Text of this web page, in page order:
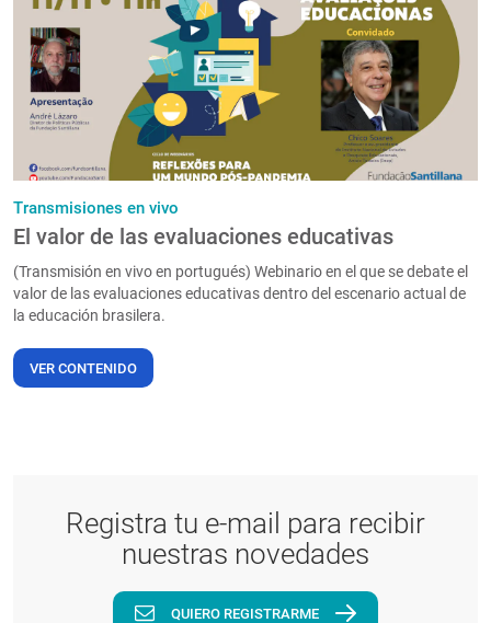
PT
Transmisiones en vivo
El valor de las evaluaciones educativas
(Transmisión en vivo en portugués) Webinario en el que se debate el
valor de las evaluaciones educativas dentro del escenario actual de
la educación brasilera.
VER CONTENIDO
Registra tu e-mail para recibir
nuestras novedades
QUIERO REGISTRARME